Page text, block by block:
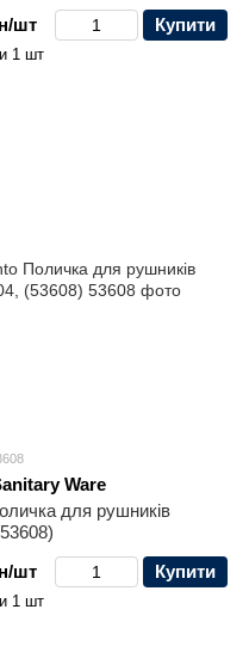
шт
Купити
1 шт
Ware
для рушників
шт
Купити
1 шт